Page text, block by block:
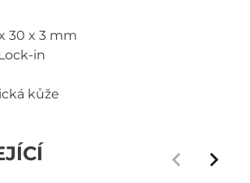
30 x 3 mm
in
kůže